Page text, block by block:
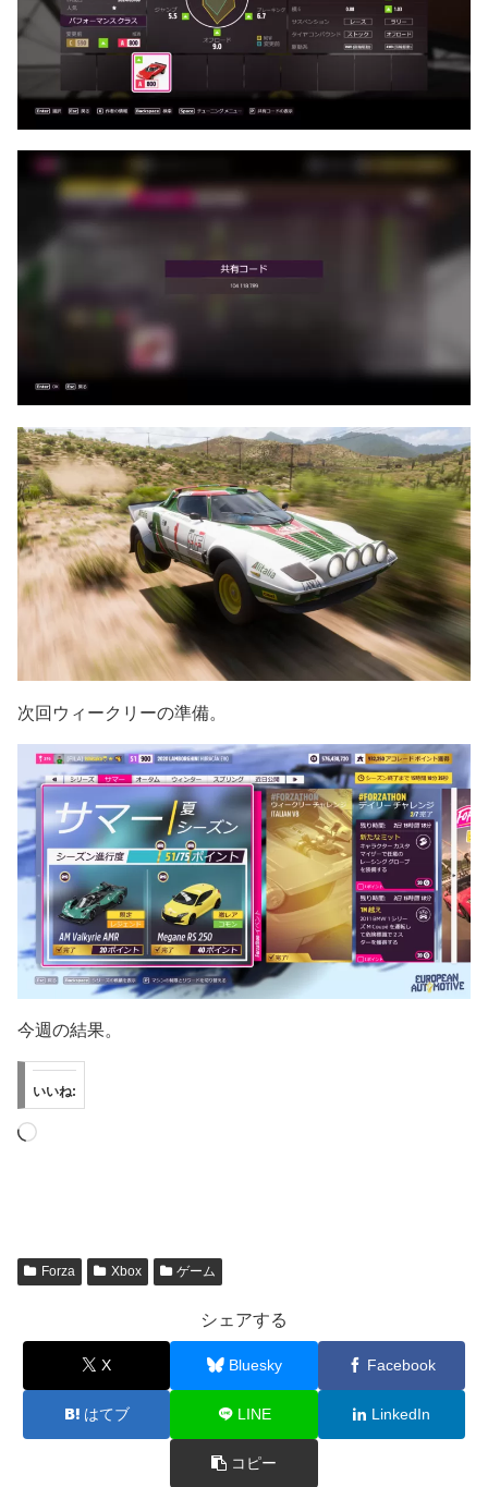
次回ウィークリーの準備。
今週の結果。
いいね:
読
Forza Xbox ゲーム
シェアする
X Bluesky Facebook
はてブ LINE LinkedIn
コピー